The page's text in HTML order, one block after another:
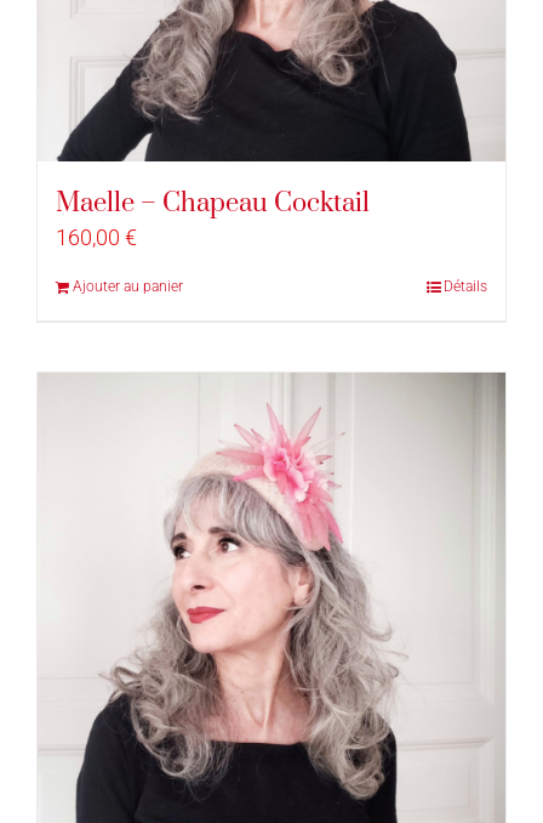
Maelle – Chapeau Cocktail
160,00 €
Ajouter au panier Détails